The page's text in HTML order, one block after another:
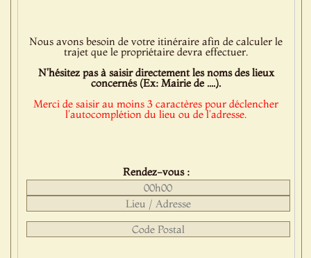
Nous avons besoin de votre itinéraire afin de calculer le
trajet que le propriétaire devra effectuer.
N'hésitez pas à saisir directement les noms des lieux
concernés (Ex: Mairie de ....).
Merci de saisir au moins 3 caractères pour déclencher
l'autocomplétion du lieu ou de l'adresse.
Rendez-vous :